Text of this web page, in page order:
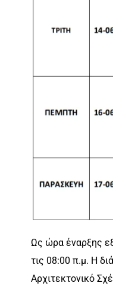
Ως ώρα έναρξης
τις 08:00 π.μ. Η
Αρχιτεκτονικό